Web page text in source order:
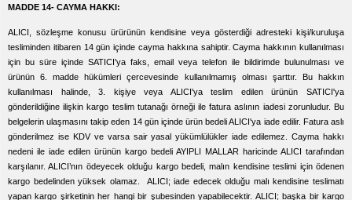
MADDE 14- CAYMA HAKKI:
ALICI, sözleşme konusu ürürünün kendisine veya gösterdiği adresteki kişi/kuruluşa
tesliminden itibaren 14 gün içinde cayma hakkına sahiptir. Cayma hakkının kullanılması
için bu süre içinde SATICI'ya faks, email veya telefon ile bildirimde bulunulması ve
ürünün 6. madde hükümleri çercevesinde kullanılmamış olması şarttır. Bu hakkın
kullanılması halinde, 3. kişiye veya ALICI'ya teslim edilen ürünün SATICI'ya
gönderildiğine ilişkin kargo teslim tutanağı örneği ile fatura aslının iadesi zorunludur. Bu
belgelerin ulaşmasını takip eden 14 gün içinde ürün bedeli ALICI'ya iade edilir. Fatura aslı
gönderilmez ise KDV ve varsa sair yasal yükümlülükler iade edilemez. Cayma hakkı
nedeni ile iade edilen ürünün kargo bedeli AYIPLI MALLAR haricinde ALICI tarafından
karşılanır. ALICI’nın ödeyecek olduğu kargo bedeli, malın kendisine teslimi için ödenen
kargo bedelinden yüksek olamaz. ALICI; iade edecek olduğu malı kendisine teslimatı
yapan kargo şirketinin her hangi bir şubesinden yapabilecektir. ALICI; başka bir kargo